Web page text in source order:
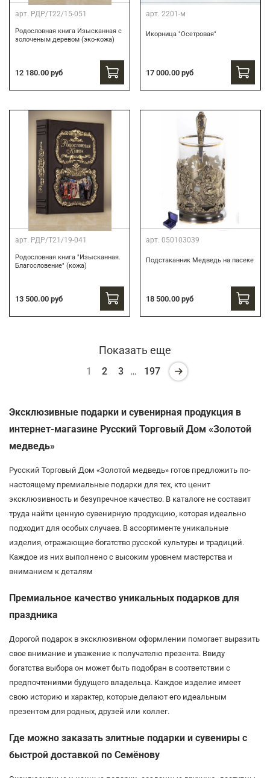
арт. РДР/Т22/15-051
Родословная книга Изысканная с
золоченым деревом (эко-кожа)
12 180.00 руб
арт. 2201-м
Икорница "Осетровая"
17 000.00 руб
арт. РДР/Т21/19-041
Родословная книга "Изысканная.
Благословение" (кожа)
13 500.00 руб
арт. 050103039
Подстаканник Медведь на пасеке
18 500.00 руб
Показать еще
1 2 3 … 197
Эксклюзивные подарки и сувенирная продукция в
интернет-магазине Русский Торговый Дом «Золотой
медведь»
Русский Торговый Дом «Золотой медведь» готов предложить по-
настоящему премиальные подарки для тех, кто ценит
эксклюзивность и безупречное качество. В каталоге не составит
труда найти ценную сувенирную продукцию, которая идеально
подходит для особых случаев. В ассортименте уникальные
изделия, отражающие богатство русской культуры и традиций.
Каждое из них выполнено с высоким уровнем мастерства и
вниманием к деталям
Премиальное качество уникальных подарков для
праздника
Дорогой подарок в эксклюзивном оформлении помогает выразить
свое внимание и уважение к получателю презента. Ввиду
богатства выбора он может быть подобран в соответствии с
предпочтениями будущего владельца. Каждое изделие имеет
свою историю и характер, которые делают его идеальным
презентом для родных, друзей или коллег.
Где можно заказать элитные подарки и сувениры с
быстрой доставкой по Семёнову